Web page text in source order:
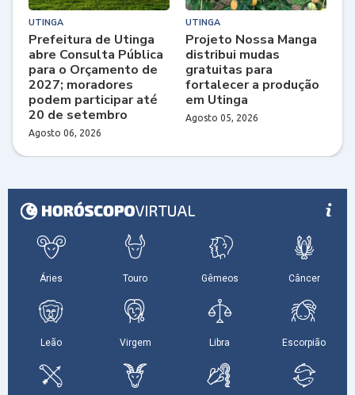
UTINGA
Prefeitura de Utinga
abre Consulta Pública
para o Orçamento de
2027; moradores
podem participar até
20 de setembro
Agosto 06, 2026
UTINGA
Projeto Nossa Manga
distribui mudas
gratuitas para
fortalecer a produção
em Utinga
Agosto 05, 2026